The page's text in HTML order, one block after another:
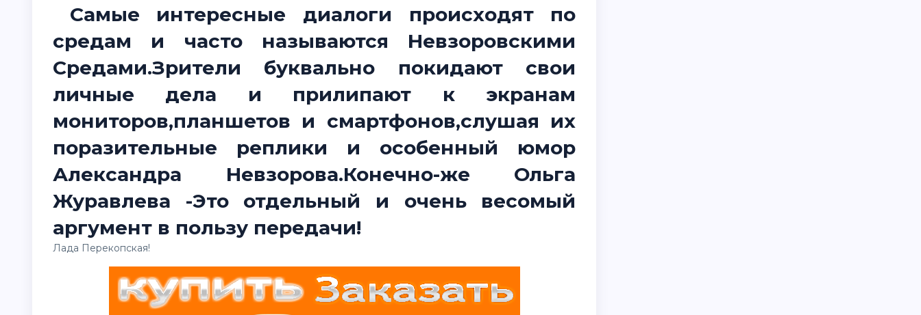
Самые интересные диалоги происходят по
средам и часто называются Невзоровскими
Средами.Зрители буквально покидают свои
личные дела и прилипают к экранам
мониторов,планшетов и смартфонов,слушая их
поразительные реплики и особенный юмор
Александра Невзорова.Конечно-же Ольга
Журавлева -Это отдельный и очень весомый
аргумент в пользу передачи!
Лада Перекопская!